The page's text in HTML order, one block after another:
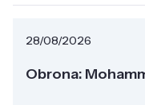
28/08/2026
Obrona: